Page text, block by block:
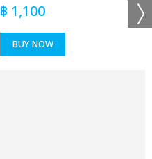
฿ 1,100
BUY NOW